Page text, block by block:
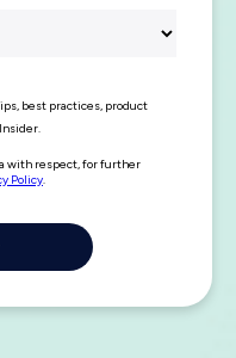
best practices, product
with respect, for further
Policy.